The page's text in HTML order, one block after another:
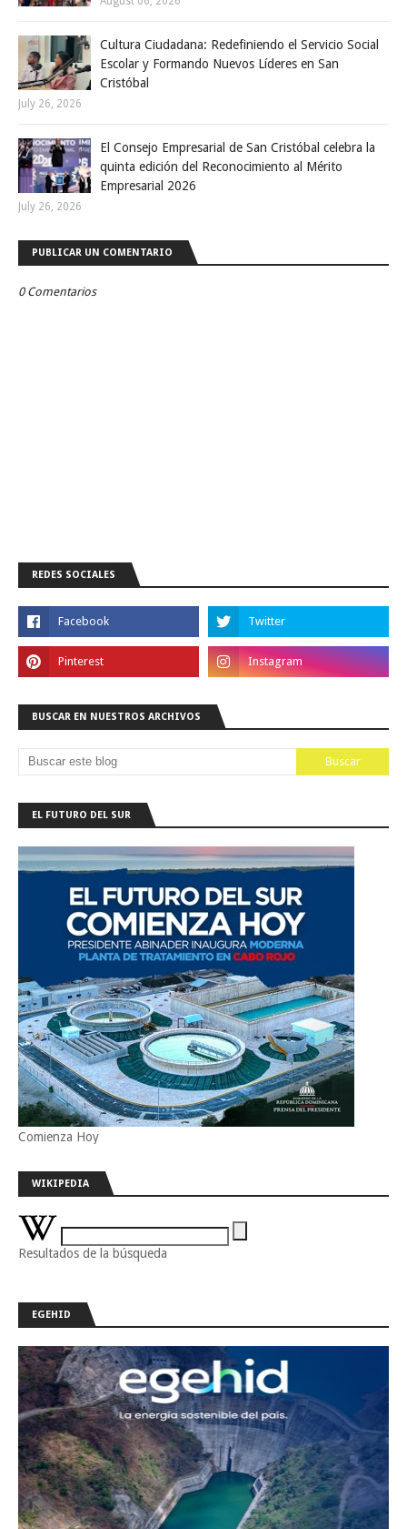
Cultura Ciudadana: Redefiniendo el Servicio Social
Escolar y Formando Nuevos Líderes en San
Cristóbal
July 26, 2026
El Consejo Empresarial de San Cristóbal celebra la
quinta edición del Reconocimiento al Mérito
Empresarial 2026
July 26, 2026
PUBLICAR UN COMENTARIO
0 Comentarios
REDES SOCIALES
BUSCAR EN NUESTROS ARCHIVOS
EL FUTURO DEL SUR
Comienza Hoy
WIKIPEDIA
Resultados de la búsqueda
EGEHID